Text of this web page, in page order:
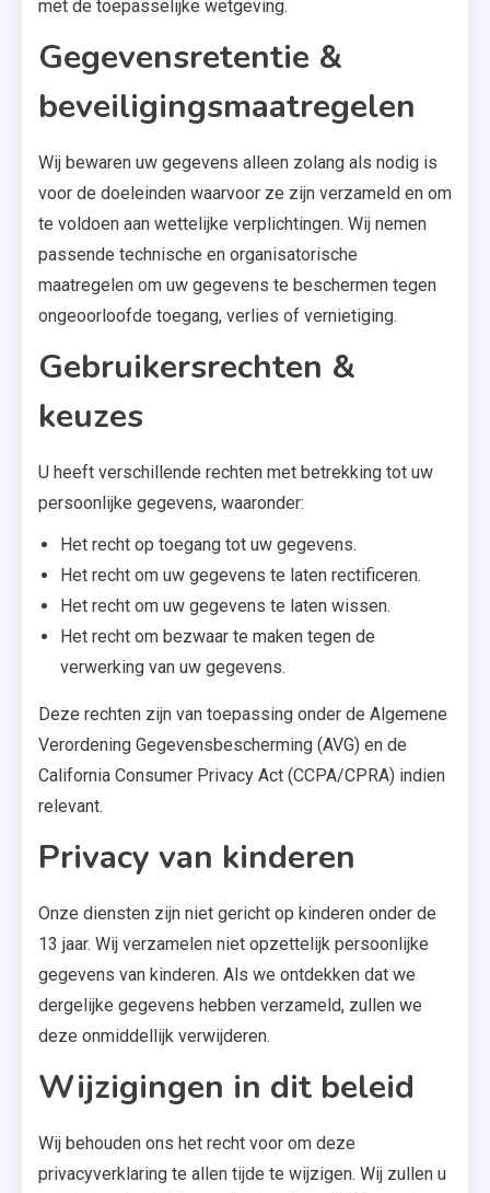
met de toepasselijke wetgeving.
Gegevensretentie &
beveiligingsmaatregelen
Wij bewaren uw gegevens alleen zolang als nodig is
voor de doeleinden waarvoor ze zijn verzameld en om
te voldoen aan wettelijke verplichtingen. Wij nemen
passende technische en organisatorische
maatregelen om uw gegevens te beschermen tegen
ongeoorloofde toegang, verlies of vernietiging.
Gebruikersrechten &
keuzes
U heeft verschillende rechten met betrekking tot uw
persoonlijke gegevens, waaronder:
Het recht op toegang tot uw gegevens.
Het recht om uw gegevens te laten rectificeren.
Het recht om uw gegevens te laten wissen.
Het recht om bezwaar te maken tegen de
verwerking van uw gegevens.
Deze rechten zijn van toepassing onder de Algemene
Verordening Gegevensbescherming (AVG) en de
California Consumer Privacy Act (CCPA/CPRA) indien
relevant.
Privacy van kinderen
Onze diensten zijn niet gericht op kinderen onder de
13 jaar. Wij verzamelen niet opzettelijk persoonlijke
gegevens van kinderen. Als we ontdekken dat we
dergelijke gegevens hebben verzameld, zullen we
deze onmiddellijk verwijderen.
Wijzigingen in dit beleid
Wij behouden ons het recht voor om deze
privacyverklaring te allen tijde te wijzigen. Wij zullen u